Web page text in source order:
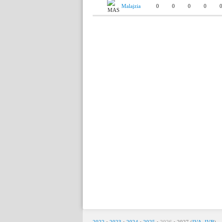
Malajzia 0 0 0 0 0